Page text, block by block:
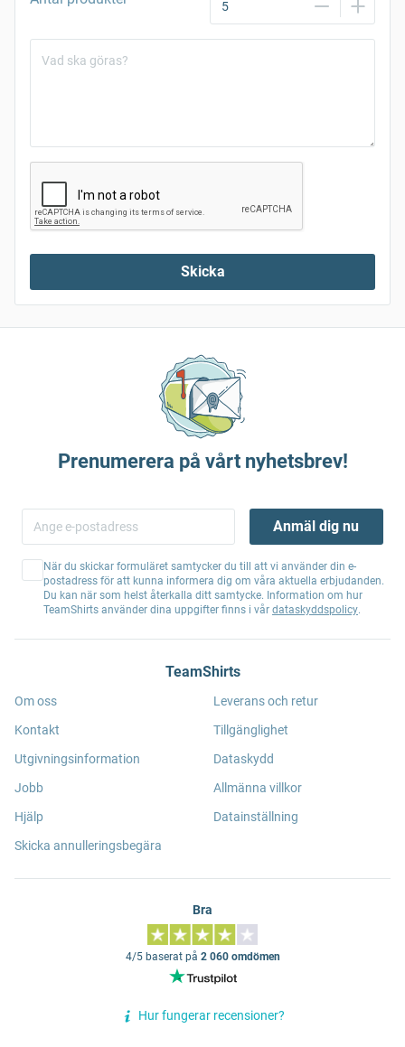
Skicka
Prenumerera på vårt nyhetsbrev!
Anmäl dig nu
När du skickar formuläret samtycker du till att vi använder din e-
postadress för att kunna informera dig om våra aktuella erbjudanden.
Du kan när som helst återkalla ditt samtycke. Information om hur
TeamShirts använder dina uppgifter finns i vår dataskyddspolicy.
TeamShirts
Om oss
Kontakt
Utgivningsinformation
Jobb
Hjälp
Skicka annulleringsbegära
Leverans och retur
Tillgänglighet
Dataskydd
Allmänna villkor
Datainställning
Bra
4/5 baserat på 2 060 omdömen
Hur fungerar recensioner?